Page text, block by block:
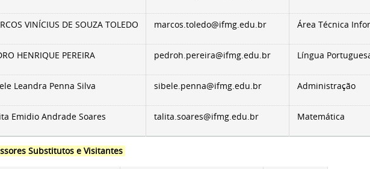
VINÍCIUS DE SOUZA TOLEDO marcos.toledo@ifmg.edu.br Área Técnica
HENRIQUE PEREIRA pedroh.pereira@ifmg.edu.br Língua
Leandra Penna Silva sibele.penna@ifmg.edu.br Administração
Emidio Andrade Soares talita.soares@ifmg.edu.br Matemática
Substitutos e Visitantes